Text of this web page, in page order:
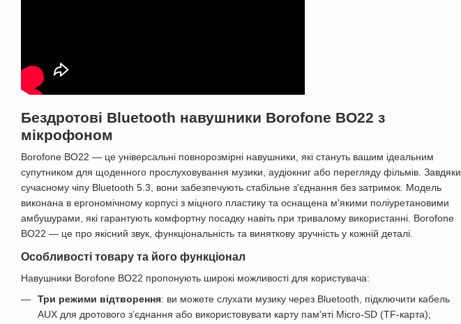
Бездротові Bluetooth навушники Borofone BO22 з
мікрофоном
Borofone BO22 — це універсальні повнорозмірні навушники, які стануть вашим ідеальним
супутником для щоденного прослуховування музики, аудіокниг або перегляду фільмів. Завдяки
сучасному чіпу Bluetooth 5.3, вони забезпечують стабільне з'єднання без затримок. Модель
виконана в ергономічному корпусі з міцного пластику та оснащена м'якими поліуретановими
амбушурами, які гарантують комфортну посадку навіть при тривалому використанні. Borofone
BO22 — це про якісний звук, функціональність та виняткову зручність у кожній деталі.
Особливості товару та його функціонал
Навушники Borofone BO22 пропонують широкі можливості для користувача:
Три режими відтворення: ви можете слухати музику через Bluetooth, підключити кабель
AUX для дротового з’єднання або використовувати карту пам'яті Micro-SD (TF-карта);